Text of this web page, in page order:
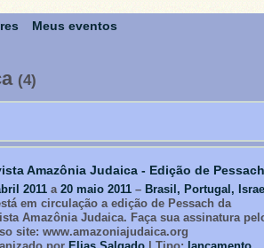
Meus eventos
(4)
Amazônia Judaica - Edição de Pessach
2011 a 20 maio 2011 – Brasil, Portugal, Israel
em circulação a edição de Pessach da
Amazônia Judaica. Faça sua assinatura
site: www.amazoniajudaica.org